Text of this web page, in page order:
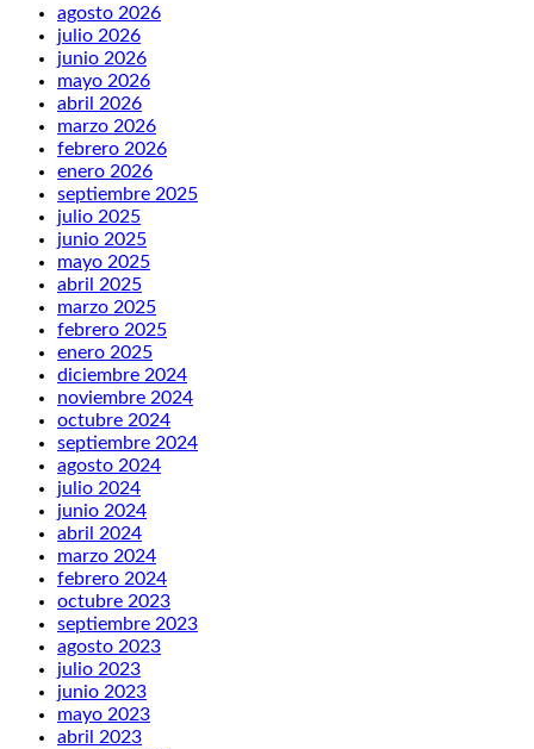
agosto 2026
julio 2026
junio 2026
mayo 2026
abril 2026
marzo 2026
febrero 2026
enero 2026
septiembre 2025
julio 2025
junio 2025
mayo 2025
abril 2025
marzo 2025
febrero 2025
enero 2025
diciembre 2024
noviembre 2024
octubre 2024
septiembre 2024
agosto 2024
julio 2024
junio 2024
abril 2024
marzo 2024
febrero 2024
octubre 2023
septiembre 2023
agosto 2023
julio 2023
junio 2023
mayo 2023
abril 2023